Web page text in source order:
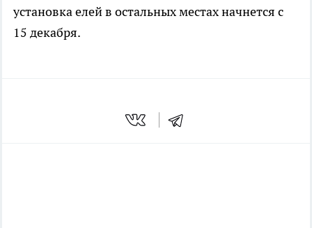
установка елей в остальных местах начнется с
15 декабря.